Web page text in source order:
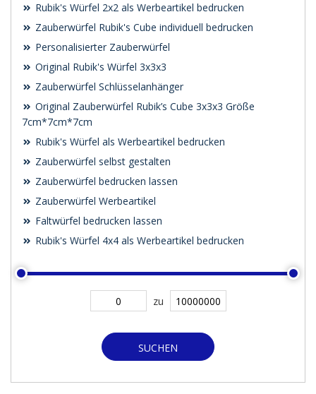
Rubik's Würfel 2x2 als Werbeartikel bedrucken
Zauberwürfel Rubik's Cube individuell bedrucken
Personalisierter Zauberwürfel
Original Rubik's Würfel 3x3x3
Zauberwürfel Schlüsselanhänger
Original Zauberwürfel Rubik’s Cube 3x3x3 Größe
7cm*7cm*7cm
Rubik's Würfel als Werbeartikel bedrucken
Zauberwürfel selbst gestalten
Zauberwürfel bedrucken lassen
Zauberwürfel Werbeartikel
Faltwürfel bedrucken lassen
Rubik's Würfel 4x4 als Werbeartikel bedrucken
zu
SUCHEN